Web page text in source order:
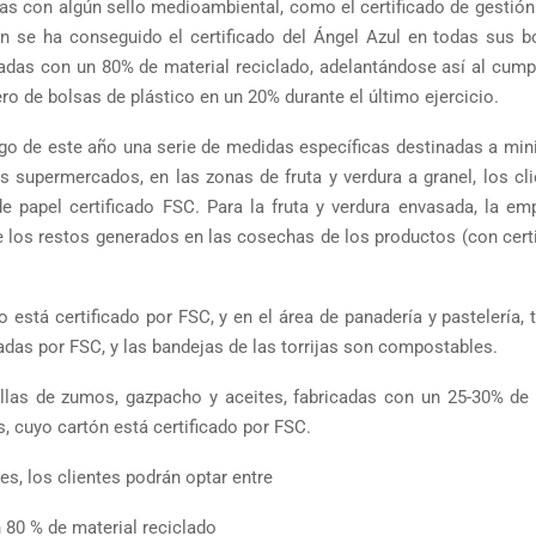
con algún sello medioambiental, como el certificado de
se ha conseguido el certificado del Ángel Azul en todas sus
con un 80% de material reciclado, adelantándose así al
de bolsas de plástico en un 20% durante el último ejercicio.
de este año una serie de medidas específicas destinadas a
en las zonas de fruta y verdura a granel, los
papel certificado FSC. Para la fruta y verdura envasada, la
restos generados en las cosechas de los productos (con
certificado por FSC, y en el área de panadería y pastelería,
por FSC, y las bandejas de las torrijas son compostables.
de zumos, gazpacho y aceites, fabricadas con un 25-30% de
cuyo cartón está certificado por FSC.
los clientes podrán optar entre
% de material reciclado